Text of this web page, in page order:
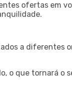
ofertas em
a diferentes
o que tornará o